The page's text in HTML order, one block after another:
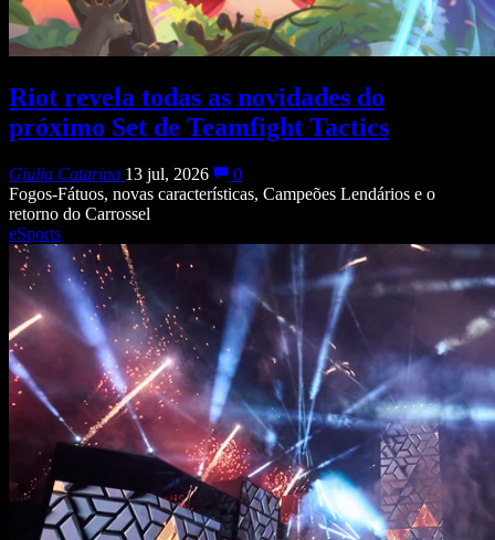
Riot revela todas as novidades do
próximo Set de Teamfight Tactics
Giulia Catarina 13 jul, 2026
0
Fogos-Fátuos, novas características, Campeões Lendários e o
retorno do Carrossel
eSports